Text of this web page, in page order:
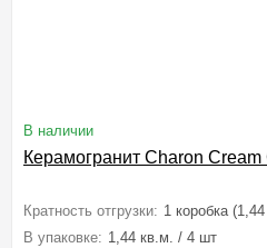
В наличии
Керамогранит Charon Cream
Кратность отгрузки: 1 коробка
В упаковке: 1,44 кв.м. / 4 шт